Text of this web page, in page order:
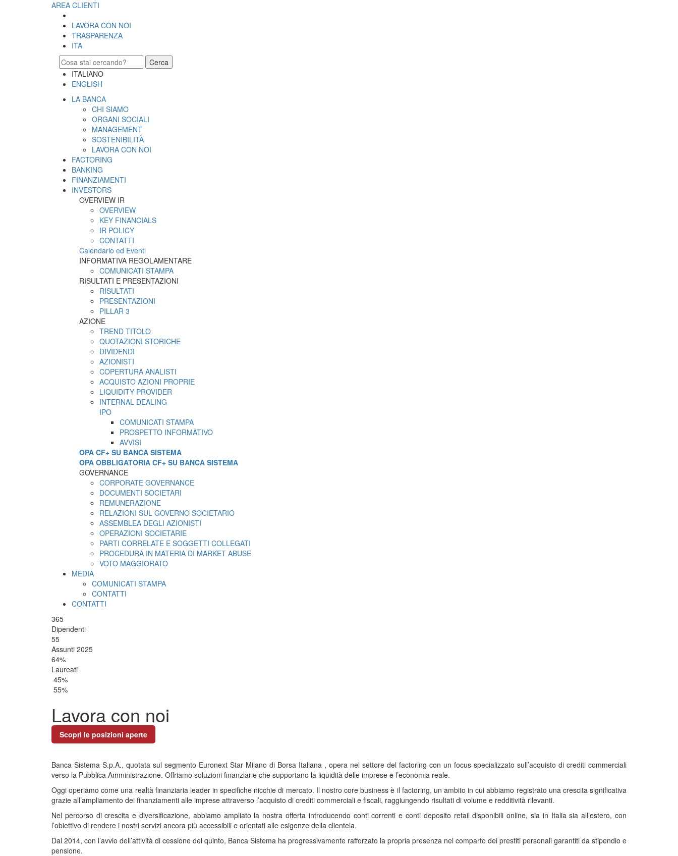
AREA CLIENTI
LAVORA CON NOI
TRASPARENZA
ITA
Cerca
ITALIANO
ENGLISH
LA BANCA
CHI SIAMO
ORGANI SOCIALI
MANAGEMENT
SOSTENIBILITÀ
LAVORA CON NOI
FACTORING
BANKING
FINANZIAMENTI
INVESTORS
OVERVIEW IR
OVERVIEW
KEY FINANCIALS
IR POLICY
CONTATTI
Calendario ed Eventi
INFORMATIVA REGOLAMENTARE
COMUNICATI STAMPA
RISULTATI E PRESENTAZIONI
RISULTATI
PRESENTAZIONI
PILLAR 3
AZIONE
TREND TITOLO
QUOTAZIONI STORICHE
DIVIDENDI
AZIONISTI
COPERTURA ANALISTI
ACQUISTO AZIONI PROPRIE
LIQUIDITY PROVIDER
INTERNAL DEALING
IPO
COMUNICATI STAMPA
PROSPETTO INFORMATIVO
AVVISI
OPA CF+ SU BANCA SISTEMA
OPA OBBLIGATORIA CF+ SU BANCA SISTEMA
GOVERNANCE
CORPORATE GOVERNANCE
DOCUMENTI SOCIETARI
REMUNERAZIONE
RELAZIONI SUL GOVERNO SOCIETARIO
ASSEMBLEA DEGLI AZIONISTI
OPERAZIONI SOCIETARIE
PARTI CORRELATE E SOGGETTI COLLEGATI
PROCEDURA IN MATERIA DI MARKET ABUSE
VOTO MAGGIORATO
MEDIA
COMUNICATI STAMPA
CONTATTI
CONTATTI
365
Dipendenti
55
Assunti 2025
64%
Laureati
45%
55%
Lavora con noi
Scopri le posizioni aperte
Banca Sistema S.p.A., quotata sul segmento Euronext Star Milano di Borsa Italiana , opera nel settore del factoring con un focus specializzato sull’acquisto di crediti commerciali
verso la Pubblica Amministrazione. Offriamo soluzioni finanziarie che supportano la liquidità delle imprese e l’economia reale.
Oggi operiamo come una realtà finanziaria leader in specifiche nicchie di mercato. Il nostro core business è il factoring, un ambito in cui abbiamo registrato una crescita significativa
grazie all’ampliamento dei finanziamenti alle imprese attraverso l’acquisto di crediti commerciali e fiscali, raggiungendo risultati di volume e redditività rilevanti.
Nel percorso di crescita e diversificazione, abbiamo ampliato la nostra offerta introducendo conti correnti e conti deposito retail disponibili online, sia in Italia sia all’estero, con
l’obiettivo di rendere i nostri servizi ancora più accessibili e orientati alle esigenze della clientela.
Dal 2014, con l’avvio dell’attività di cessione del quinto, Banca Sistema ha progressivamente rafforzato la propria presenza nel comparto dei prestiti personali garantiti da stipendio e
pensione.